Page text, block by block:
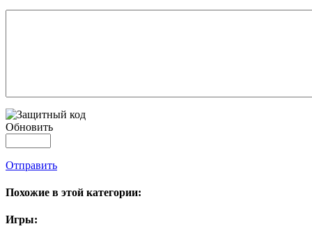
Обновить
Отправить
Похожие в этой категории:
Игры: